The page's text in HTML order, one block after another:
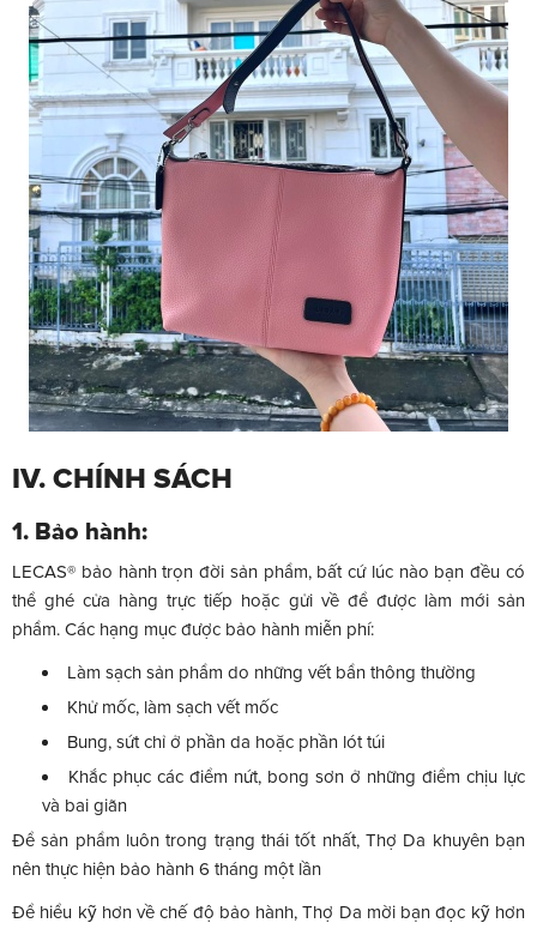
IV. CHÍNH SÁCH
1. Bảo hành:
LECAS® bảo hành trọn đời sản phẩm, bất cứ lúc nào bạn đều có
thể ghé cửa hàng trực tiếp hoặc gửi về để được làm mới sản
phẩm. Các hạng mục được bảo hành miễn phí:
Làm sạch sản phẩm do những vết bẩn thông thường
Khử mốc, làm sạch vết mốc
Bung, sứt chỉ ở phần da hoặc phần lót túi
Khắc phục các điểm nứt, bong sơn ở những điểm chịu lực
và bai giãn
Để sản phẩm luôn trong trạng thái tốt nhất, Thợ Da khuyên bạn
nên thực hiện bảo hành 6 tháng một lần
Để hiểu kỹ hơn về chế độ bảo hành, Thợ Da mời bạn đọc kỹ hơn